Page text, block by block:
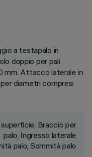
a testapalo in
doppio per pali
Attacco laterale in
diametri compresi
Braccio per
palo, Ingresso laterale
palo, Sommità palo